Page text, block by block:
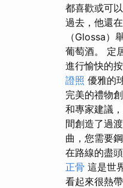
都喜歡或可
過去，他還
（Glossa）
葡萄酒。 定
進行愉快的
證照 優雅的
完美的禮物
和專家建議
間創造了過
曲，您需要
在路線的盡
正骨 這是世
看起來很熱